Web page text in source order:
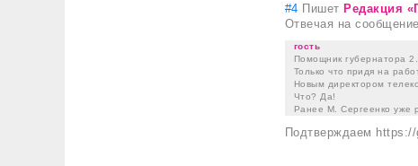
#4 ПишетРедакция
Отвечая на сообщение
гость
Помощник губернатора
Только что придя на
Новым директором
Что? Да!
Ранее М. Сергеенко уже
Подтверждаем https://